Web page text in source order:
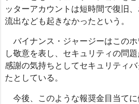
ッターアカウントは短時間で復旧
流出なども起きなかったという。
バイナンス・ジャージーはこの
し敬意を表し、セキュリティの問
感謝の気持ちとしてセキュリティ
たとしている。
今後、このような報奨金目当て